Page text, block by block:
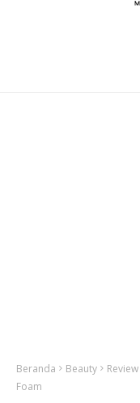
Beranda Beauty
Foam